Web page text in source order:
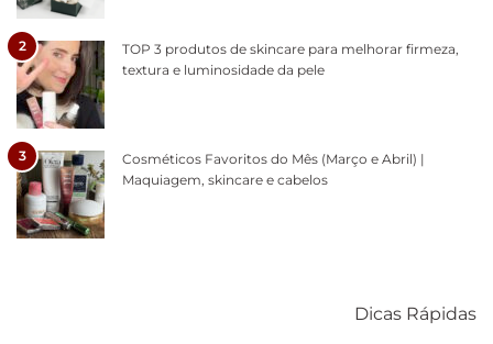
2
TOP 3 produtos de skincare para melhorar firmeza,
textura e luminosidade da pele
3
Cosméticos Favoritos do Mês (Março e Abril) |
Maquiagem, skincare e cabelos
Dicas Rápidas
diários
cabelos